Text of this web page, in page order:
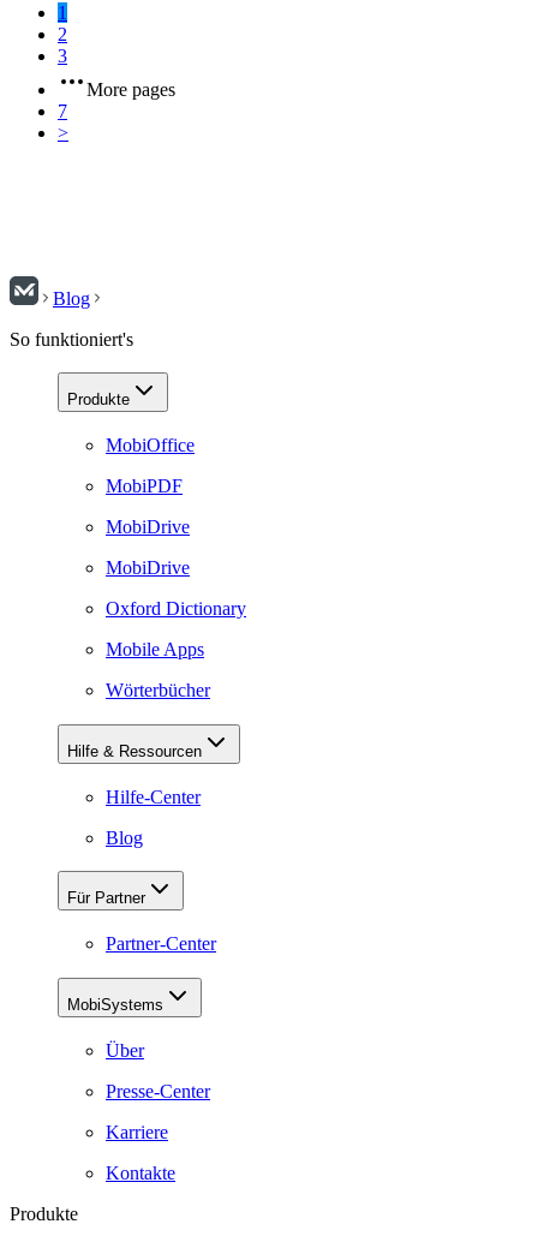
1
2
3
More pages
7
>
Blog
So funktioniert's
Produkte
MobiOffice
MobiPDF
MobiDrive
MobiDrive
Oxford Dictionary
Mobile Apps
Wörterbücher
Hilfe & Ressourcen
Hilfe-Center
Blog
Für Partner
Partner-Center
MobiSystems
Über
Presse-Center
Karriere
Kontakte
Produkte